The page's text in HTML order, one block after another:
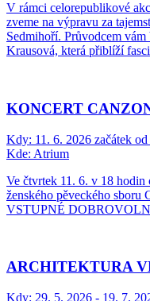
V rámci celorepublikové
zveme na výpravu za
Sedmihoří. Průvodcem
Krausová, která přiblíží
KONCERT
Kdy: 11. 6. 2026 začátek
Kde: Atrium
Ve čtvrtek 11. 6. v 18 hodin
ženského pěveckého sboru
VSTUPNÉ
ARCHITEKTURA
Kdy: 29. 5. 2026 - 19. 7.